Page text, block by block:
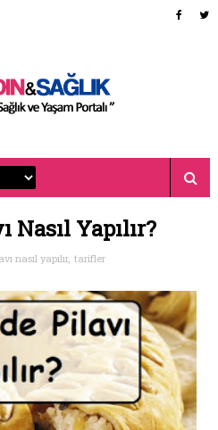
Nasıl Yapılır?
nasıl yapılır, tarifler